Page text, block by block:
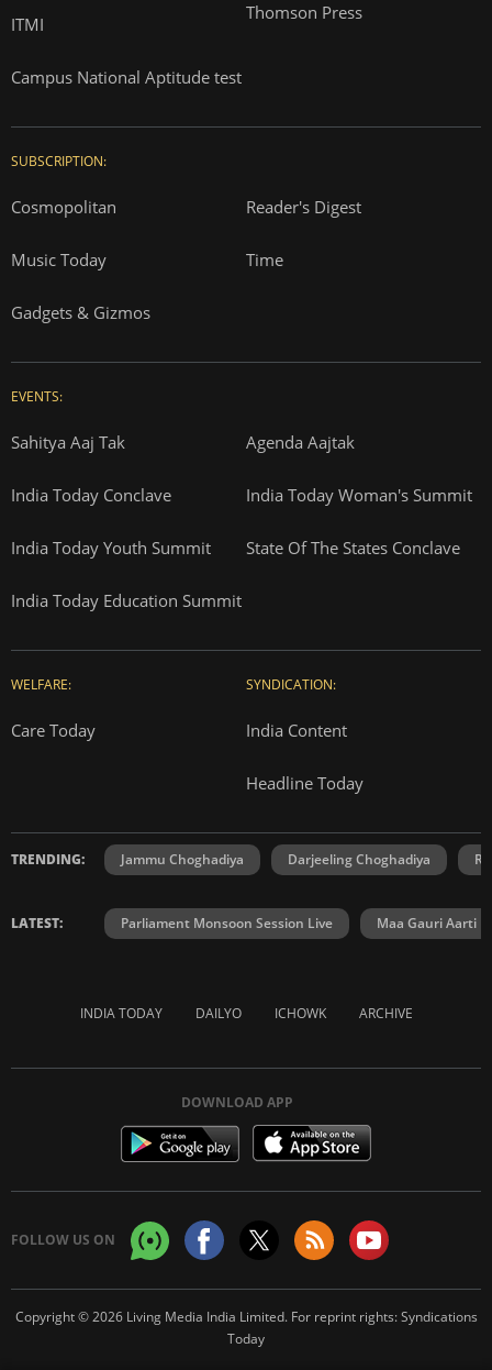
ITMI
Campus National Aptitude test
Thomson Press
SUBSCRIPTION:
Cosmopolitan Reader's Digest
Music Today Time
Gadgets & Gizmos
EVENTS:
Sahitya Aaj Tak Agenda Aajtak
India Today Conclave India Today Woman's Summit
India Today Youth Summit State Of The States Conclave
India Today Education Summit
WELFARE:
Care Today
SYNDICATION:
India Content
Headline Today
TRENDING: Jammu Choghadiya Darjeeling Choghadiya
LATEST: Parliament Monsoon Session Live Maa Gauri Aarti
INDIA TODAY DAILYO ICHOWK ARCHIVE
DOWNLOAD APP
FOLLOW US ON
Copyright © 2026 Living Media India Limited. For reprint rights:Syndications
Today